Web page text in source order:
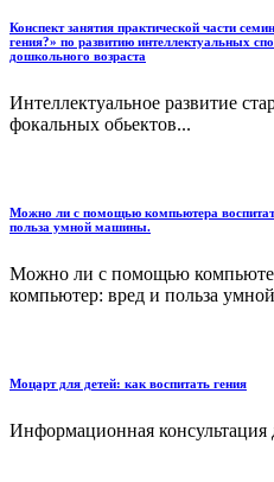
Конспект занятия практической части
гения?» по развитию интеллектуальных
дошкольного возраста
Интеллектуальное развитие
фокальных обьектов...
Можно ли с помощью компьютера
польза умной машины.
Можно ли с помощью
компьютер: вред и польза
Моцарт для детей: как воспитать гения
Информационная консультация